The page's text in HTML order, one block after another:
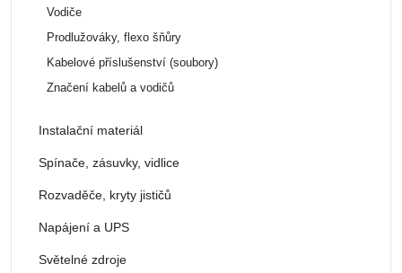
Vodiče
Prodlužováky, flexo šňůry
Kabelové příslušenství (soubory)
Značení kabelů a vodičů
Instalační materiál
Spínače, zásuvky, vidlice
Rozvaděče, kryty jističů
Napájení a UPS
Světelné zdroje